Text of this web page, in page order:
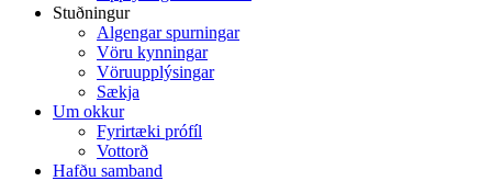
Stuðningur
Algengar spurningar
Vöru kynningar
Vöruupplýsingar
Sækja
Um okkur
Fyrirtæki prófíl
Vottorð
Hafðu samband